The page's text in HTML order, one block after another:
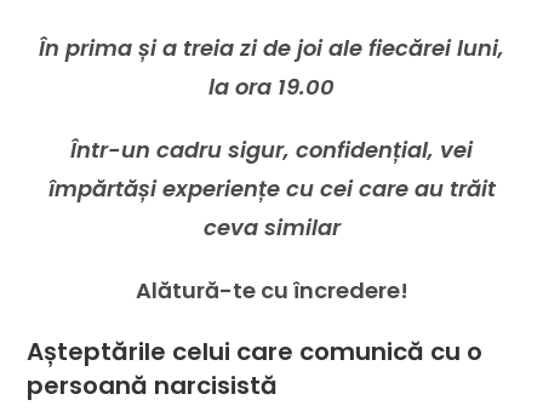
În prima și a treia zi de joi ale fiecărei luni,
la ora 19.00
Într-un cadru sigur, confidențial, vei
împărtăși experiențe cu cei care au trăit
ceva similar
Alătură-te cu încredere!
Așteptările celui care comunică cu o
persoană narcisistă